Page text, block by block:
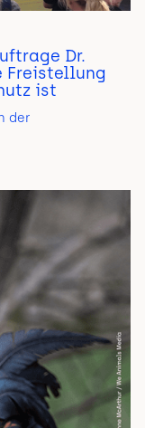
Dr.
Freistellung
ist
der